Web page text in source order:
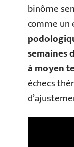
binôme
comme un
semaines
à moyen
échecs